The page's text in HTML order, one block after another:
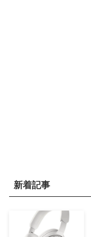
新着記事